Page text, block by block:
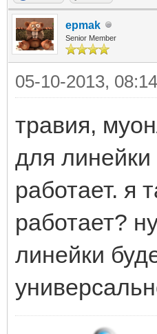
epmak
Senior Member
05-10-2013,
травия,
для линейки
работает. я
работает?
линейки